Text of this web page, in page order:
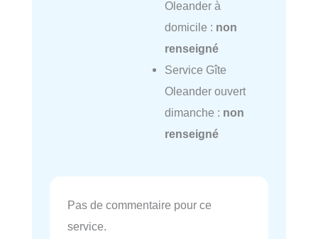
Oleander à
domicile : non
renseigné
Service Gîte
Oleander ouvert
dimanche : non
renseigné
Pas de commentaire pour ce
service.